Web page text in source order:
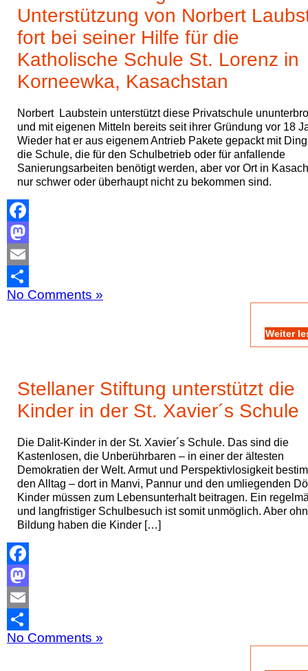
Unterstützung von Norbert
fort bei seiner Hilfe für die
Katholische Schule St. Lorenz in
Korneewka, Kasachstan
Norbert Laubstein unterstützt diese Privatschule
und mit eigenen Mitteln bereits seit ihrer Gründung vor 18
Wieder hat er aus eigenem Antrieb Pakete gepackt mit
die Schule, die für den Schulbetrieb oder für anfallende
Sanierungsarbeiten benötigt werden, aber vor Ort in
nur schwer oder überhaupt nicht zu bekommen sind.
Facebook
Mastodon
Email
Teilen
No Comments »
Weiter
Stellaner Stiftung unterstützt die
Kinder in der St. Xavier´s Schule
Die Dalit-Kinder in der St. Xavier´s Schule. Das sind die
Kastenlosen, die Unberührbaren – in einer der ältesten
Demokratien der Welt. Armut und Perspektivlosigkeit
den Alltag – dort in Manvi, Pannur und den umliegenden
Kinder müssen zum Lebensunterhalt beitragen. Ein
und langfristiger Schulbesuch ist somit unmöglich. Aber
Bildung haben die Kinder […]
Facebook
Mastodon
Email
Teilen
No Comments »